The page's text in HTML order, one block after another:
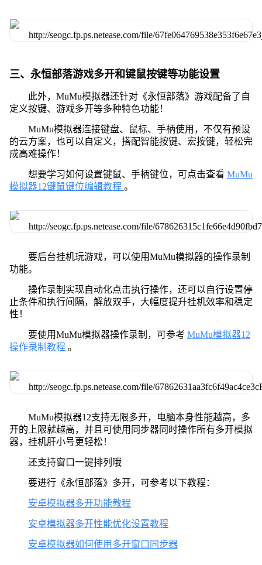
三、永恒部落游戏多开和键鼠按键等功能设置
此外，MuMu模拟器还针对《永恒部落》游戏配备了自
定义按键、游戏多开等多种特色功能！
MuMu模拟器连接键盘、鼠标、手柄使用，不仅有预设
的云方案，也可以自定义，搭配智能按键、宏按键，轻松完
成高难操作！
想要学习如何设置键鼠、手柄键位，可点击查看 MuMu
模拟器12键鼠键位编辑教程 。
要后台挂机玩游戏，可以使用MuMu模拟器的操作录制
功能。
操作录制实现自动化点击执行操作，还可以自行设置停
止条件和执行间隔，解放双手，大幅度提升挂机效率和稳定
性！
要使用MuMu模拟器操作录制，可参考 MuMu模拟器12
操作录制教程 。
MuMu模拟器12支持无限多开，电脑本身性能越高，多
开的上限就越高，并且可使用同步器同时操作所有多开模拟
器，挂机肝小号更轻松！
还支持窗口一键排列哦
要进行《永恒部落》多开，可参考以下教程：
安卓模拟器多开功能教程
安卓模拟器多开性能优化设置教程
安卓模拟器如何使用多开窗口同步器